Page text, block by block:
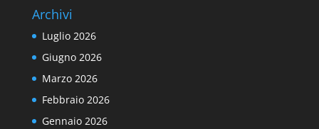
Archivi
Luglio 2026
Giugno 2026
Marzo 2026
Febbraio 2026
Gennaio 2026